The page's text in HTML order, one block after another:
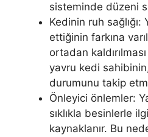
sisteminde düzeni
Kedinin ruh
ettiğinin farkına
ortadan
yavru kedi
durumunu takip
Önleyici önlemler:
sıklıkla besinlerle
kaynaklanır. Bu